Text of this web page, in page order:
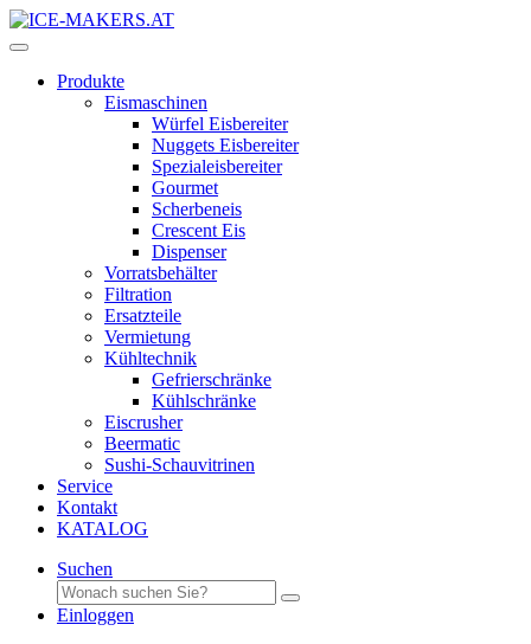
Produkte
Eismaschinen
Würfel Eisbereiter
Nuggets Eisbereiter
Spezialeisbereiter
Gourmet
Scherbeneis
Crescent Eis
Dispenser
Vorratsbehälter
Filtration
Ersatzteile
Vermietung
Kühltechnik
Gefrierschränke
Kühlschränke
Eiscrusher
Beermatic
Sushi-Schauvitrinen
Service
Kontakt
KATALOG
Suchen
Einloggen